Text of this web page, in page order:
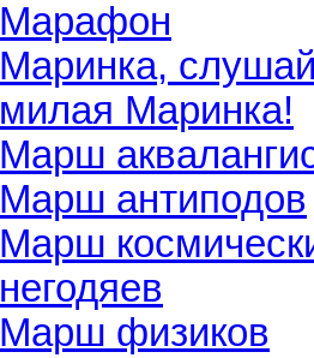
Марафон
Маринка,
милая Маринка!
Марш
Марш антиподов
Марш
негодяев
Марш физиков